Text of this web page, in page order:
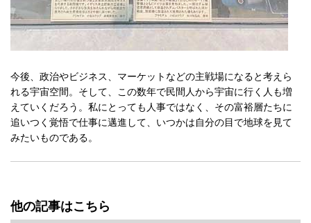
今後、政治やビジネス、マーケットなどの主戦場になると考えら
れる宇宙空間。そして、この数年で民間人から宇宙に行く人も増
えていくだろう。私にとっても人事ではなく、その富裕層たちに
追いつく覚悟で仕事に邁進して、いつかは自分の目で地球を見て
みたいものである。
他の記事はこちら